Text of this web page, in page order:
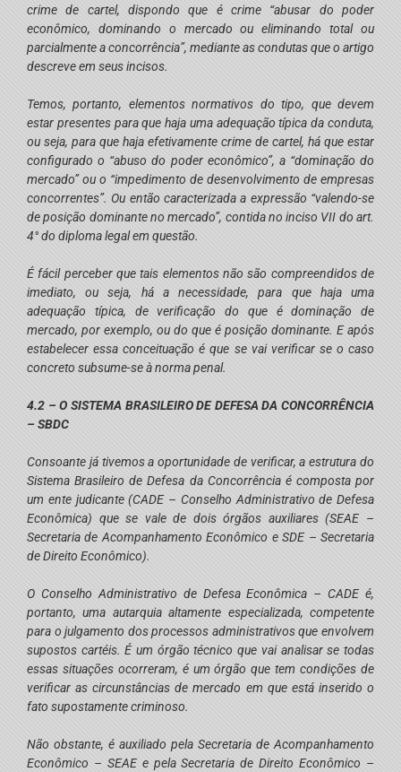
crime de cartel, dispondo que é crime “abusar do poder
econômico, dominando o mercado ou eliminando total ou
parcialmente a concorrência”, mediante as condutas que o artigo
descreve em seus incisos.
Temos, portanto, elementos normativos do tipo, que devem
estar presentes para que haja uma adequação típica da conduta,
ou seja, para que haja efetivamente crime de cartel, há que estar
configurado o “abuso do poder econômico”, a “dominação do
mercado” ou o “impedimento de desenvolvimento de empresas
concorrentes”. Ou então caracterizada a expressão “valendo-se
de posição dominante no mercado”, contida no inciso VII do art.
4° do diploma legal em questão.
É fácil perceber que tais elementos não são compreendidos de
imediato, ou seja, há a necessidade, para que haja uma
adequação típica, de verificação do que é dominação de
mercado, por exemplo, ou do que é posição dominante. E após
estabelecer essa conceituação é que se vai verificar se o caso
concreto subsume-se à norma penal.
4.2 – O SISTEMA BRASILEIRO DE DEFESA DA CONCORRÊNCIA
– SBDC
Consoante já tivemos a oportunidade de verificar, a estrutura do
Sistema Brasileiro de Defesa da Concorrência é composta por
um ente judicante (CADE – Conselho Administrativo de Defesa
Econômica) que se vale de dois órgãos auxiliares (SEAE –
Secretaria de Acompanhamento Econômico e SDE – Secretaria
de Direito Econômico).
O Conselho Administrativo de Defesa Econômica – CADE é,
portanto, uma autarquia altamente especializada, competente
para o julgamento dos processos administrativos que envolvem
supostos cartéis. É um órgão técnico que vai analisar se todas
essas situações ocorreram, é um órgão que tem condições de
verificar as circunstâncias de mercado em que está inserido o
fato supostamente criminoso.
Não obstante, é auxiliado pela Secretaria de Acompanhamento
Econômico – SEAE e pela Secretaria de Direito Econômico –